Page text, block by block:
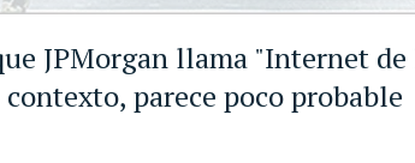
JPMorgan llama "Internet de
parece poco probable